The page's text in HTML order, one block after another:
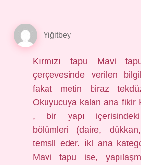
Yiğitbey
Kırmızı tapu Mavi
çerçevesinde verilen
fakat metin biraz
Okuyucuya kalan ana fikir
, bir yapı içerisindeki
bölümleri (daire,
temsil eder. İki ana
Mavi tapu ise,